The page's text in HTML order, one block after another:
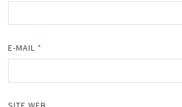
E-MAIL *